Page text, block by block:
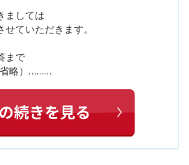
ましては
ていただきます。
まで
略）………